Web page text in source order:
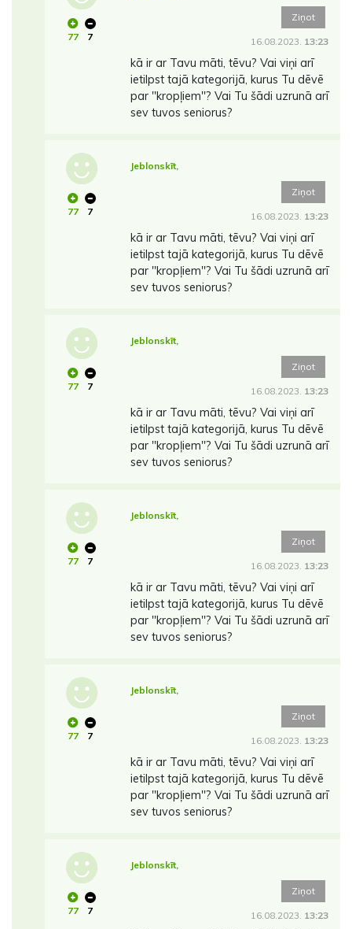
77 7
Ziņot
16.08.2023. 13:23
kā ir ar Tavu māti, tēvu? Vai viņi arī
ietilpst tajā kategorijā, kurus Tu dēvē
par ''kropļiem''? Vai Tu šādi uzrunā arī
sev tuvos seniorus?
77 7
Jeblonskīt,
Ziņot
16.08.2023. 13:23
kā ir ar Tavu māti, tēvu? Vai viņi arī
ietilpst tajā kategorijā, kurus Tu dēvē
par ''kropļiem''? Vai Tu šādi uzrunā arī
sev tuvos seniorus?
77 7
Jeblonskīt,
Ziņot
16.08.2023. 13:23
kā ir ar Tavu māti, tēvu? Vai viņi arī
ietilpst tajā kategorijā, kurus Tu dēvē
par ''kropļiem''? Vai Tu šādi uzrunā arī
sev tuvos seniorus?
77 7
Jeblonskīt,
Ziņot
16.08.2023. 13:23
kā ir ar Tavu māti, tēvu? Vai viņi arī
ietilpst tajā kategorijā, kurus Tu dēvē
par ''kropļiem''? Vai Tu šādi uzrunā arī
sev tuvos seniorus?
77 7
Jeblonskīt,
Ziņot
16.08.2023. 13:23
kā ir ar Tavu māti, tēvu? Vai viņi arī
ietilpst tajā kategorijā, kurus Tu dēvē
par ''kropļiem''? Vai Tu šādi uzrunā arī
sev tuvos seniorus?
77 7
Jeblonskīt,
Ziņot
16.08.2023. 13:23